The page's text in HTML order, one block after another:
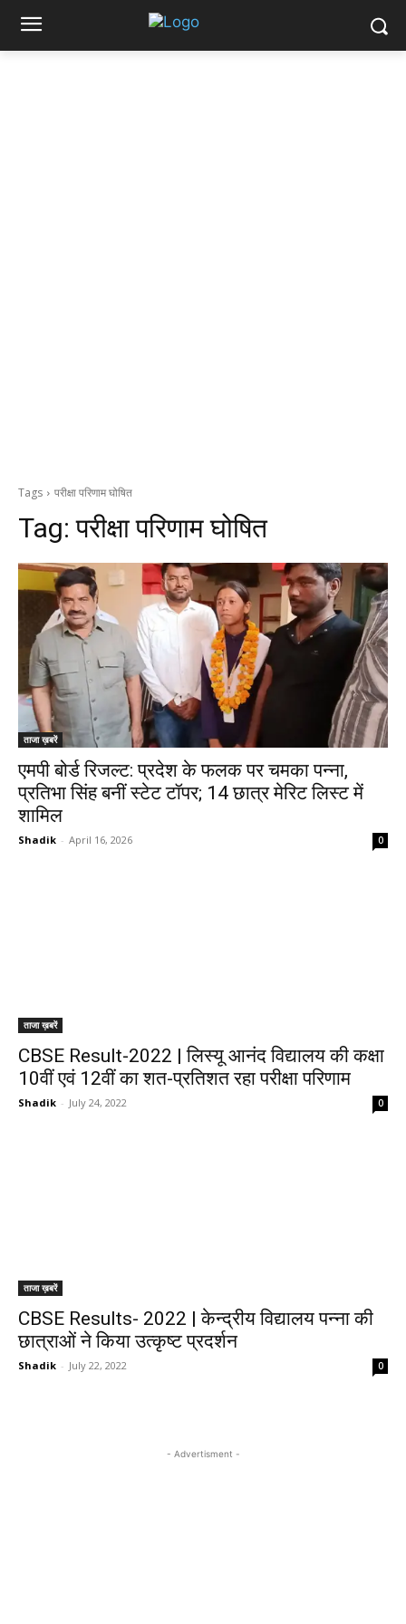
Tags परीक्षा परिणाम घोषित
Tag:परीक्षा परिणाम घोषित
ताजा ख़बरें
एमपी बोर्ड रिजल्ट: प्रदेश के फलक पर चमका पन्ना,
प्रतिभा सिंह बनीं स्टेट टॉपर; 14 छात्र मेरिट लिस्ट में
शामिल
Shadik - April 16, 2026 0
ताजा ख़बरें
CBSE Result-2022 | लिस्यू आनंद विद्यालय की कक्षा
10वीं एवं 12वीं का शत-प्रतिशत रहा परीक्षा परिणाम
Shadik - July 24, 2022 0
ताजा ख़बरें
CBSE Results- 2022 | केन्द्रीय विद्यालय पन्ना की
छात्राओं ने किया उत्कृष्ट प्रदर्शन
Shadik - July 22, 2022 0
- Advertisment -